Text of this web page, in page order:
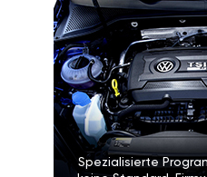
Spezialisierte